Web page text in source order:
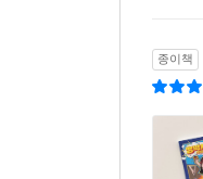
종이책